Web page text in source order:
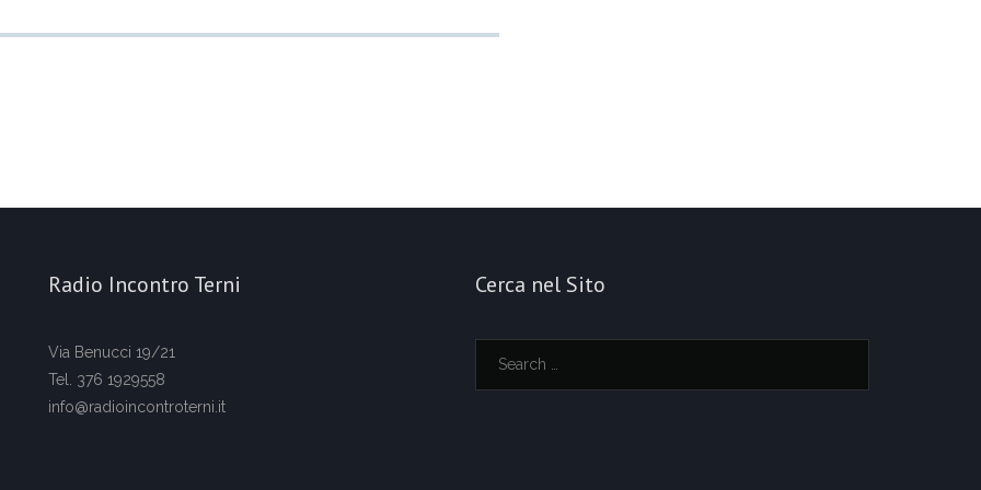
Radio Incontro Terni
Via Benucci 19/21
Tel. 376 1929558
info@radioincontroterni.it
Cerca nel Sito